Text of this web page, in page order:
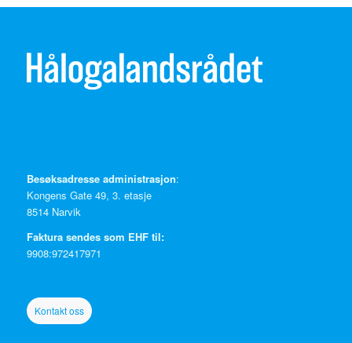
Besøksadresse administrasjon:
Kongens Gate 49, 3. etasje
8514 Narvik
Faktura sendes som EHF til:
9908:972417971
Kontakt oss